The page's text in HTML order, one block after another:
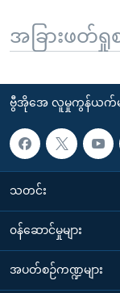
အခြားဖတ်ရှုစ
ဗွီအိုအေ လူမှုကွန်ယက်မ
သတင်း
၀န်ဆောင်မှုများ
အပတ်စဉ်ကဏ္ဍများ